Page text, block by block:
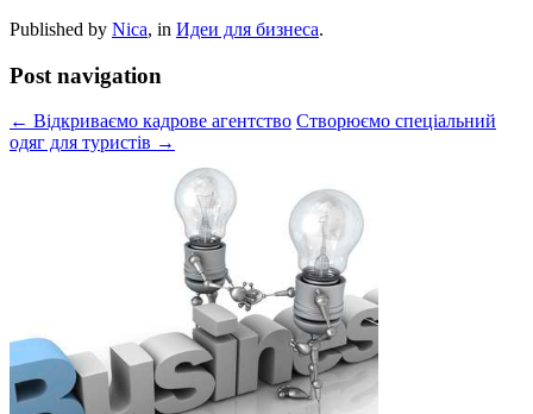
Published by Nica, in Идеи для бизнеса.
Post navigation
← Відкриваємо кадрове агентство Створюємо спеціальний
одяг для туристів →